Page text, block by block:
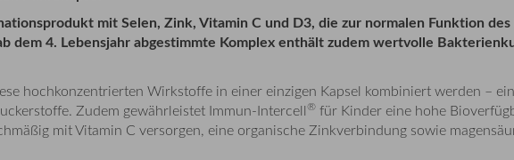
mit Selen, Zink, Vitamin C und D3, die zur normalen Funktion des
dem 4. Lebensjahr abgestimmte Komplex enthält zudem wertvolle
hochkonzentrierten Wirkstoffe in einer einzigen Kapsel kombiniert werden –
Zudem gewährleistet Immun-Intercell® für Kinder eine hohe
mit Vitamin C versorgen, eine organische Zinkverbindung sowie